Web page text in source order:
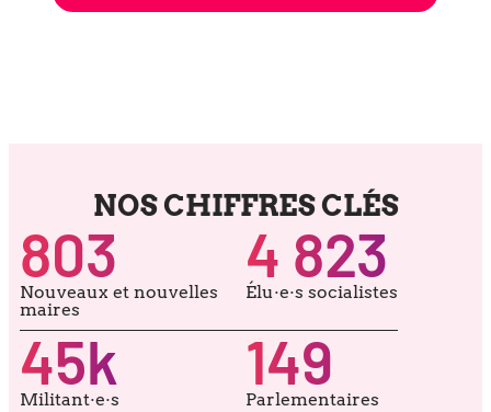
NOS CHIFFRES CLÉS
Nouveaux et nou­velles
maires
803
Élu·e·s socia­listes
4 823
Militant·e·s
45k
Parlementaires
149